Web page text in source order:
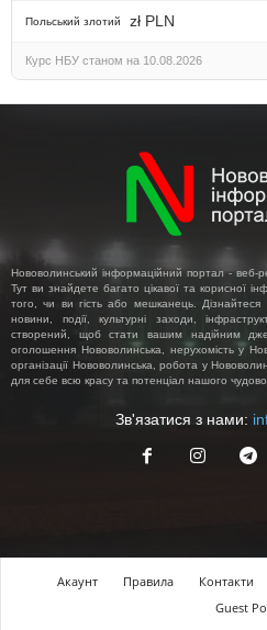
Польський злотий zł PLN
Курс НБУ станом на 10.08.2026
Нововолинський інформаційний портал - веб-
Тут ви знайдете багато цікавої та корисної
того, чи ви гість або мешканець. Дізнайтеся
новини, події, культурні заходи,
створений, щоб стати вашим надійним
оголошення Нововолинська, нерухомість у
організації Нововолинська, робота у
для себе всю красу та потенціал нашого
Зв'язатися з нами:
Акаунт Правила Контакти
Guest